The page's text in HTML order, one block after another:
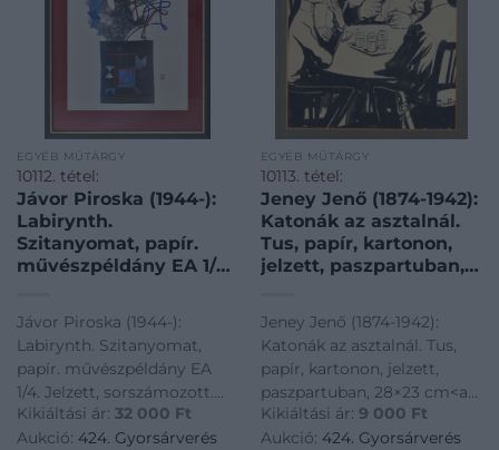
EGYÉB MŰTÁRGY
10112. tétel:
Jávor Piroska (1944-):
Labirynth.
Szitanyomat, papír.
művészpéldány EA 1/4.
56×40 cm
Jávor Piroska (1944-):
Labirynth. Szitanyomat,
papír. művészpéldány EA
1/4. Jelzett, sorszámozott.
Üvegezett keretben 56x40
cm<a
Kikiáltási ár: 32 000 Ft
Aukció: 424. Gyorsárverés
EGYÉB MŰTÁRGY
10113. tétel:
Jeney Jenő (1874-1942):
Katonák az asztalnál.
Tus, papír, kartonon,
jelzett, paszpartuban,
Jeney Jenő (1874-1942):
Katonák az asztalnál. Tus,
papír, kartonon, jelzett,
paszpartuban, 28×23 cm<a
href="https://
es-grafikak/Festmenyek-es-
Kikiáltási ár: 9 000 Ft
Aukció: 424. Gyorsárverés